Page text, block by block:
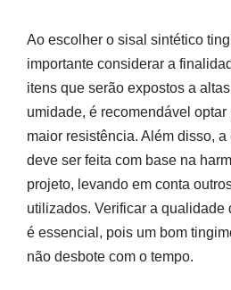
Ao escolher o sisal sintético
importante considerar a
itens que serão expostos a
umidade, é recomendável
maior resistência. Além disso,
deve ser feita com base na
projeto, levando em conta
utilizados. Verificar a qualidade
é essencial, pois um bom
não desbote com o tempo.